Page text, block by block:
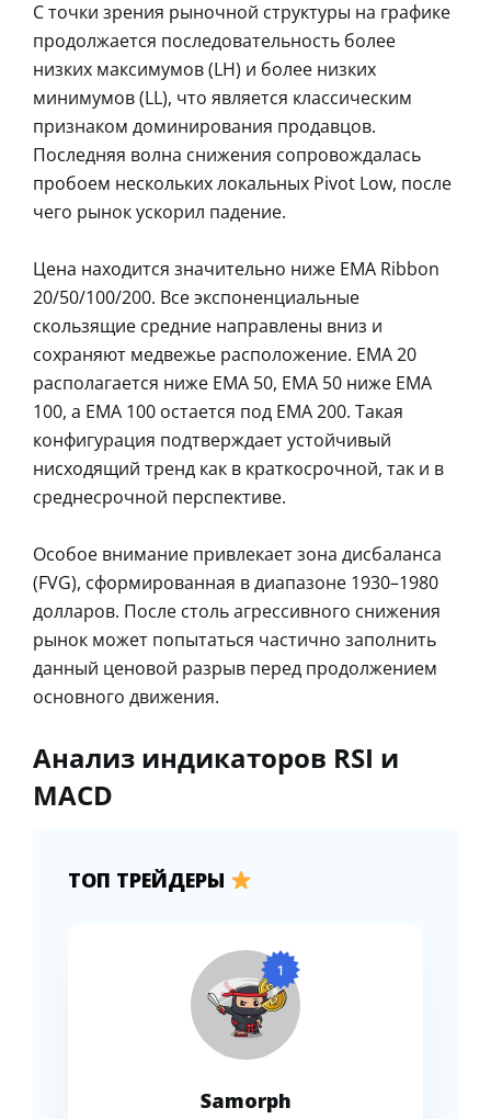
С точки зрения рыночной структуры на графике
продолжается последовательность более
низких максимумов (LH) и более низких
минимумов (LL), что является классическим
признаком доминирования продавцов.
Последняя волна снижения сопровождалась
пробоем нескольких локальных Pivot Low, после
чего рынок ускорил падение.
Цена находится значительно ниже EMA Ribbon
20/50/100/200. Все экспоненциальные
скользящие средние направлены вниз и
сохраняют медвежье расположение. EMA 20
располагается ниже EMA 50, EMA 50 ниже EMA
100, а EMA 100 остается под EMA 200. Такая
конфигурация подтверждает устойчивый
нисходящий тренд как в краткосрочной, так и в
среднесрочной перспективе.
Особое внимание привлекает зона дисбаланса
(FVG), сформированная в диапазоне 1930–1980
долларов. После столь агрессивного снижения
рынок может попытаться частично заполнить
данный ценовой разрыв перед продолжением
основного движения.
Анализ индикаторов RSI и
MACD
ТОП ТРЕЙДЕРЫ
1
Samorph